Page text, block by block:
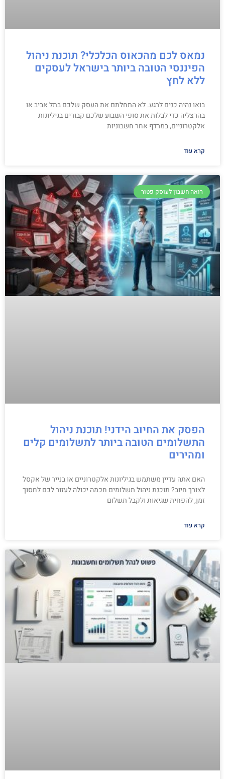
נמאס לכם מהכאוס הכלכלי? תוכנת ניהול
הפיננסי הטובה ביותר בישראל לעסקים
ללא לחץ
בואו נהיה כנים לרגע. לא התחלתם את העסק שלכם בתל אביב או
בהרצליה כדי לבלות את סופי השבוע שלכם קבורים בגיליונות
אלקטרוניים, במרדף אחר חשבוניות
קרא עוד
רואה חשבון לעוסק פטור
הפסק את החיוב הידני! תוכנת ניהול
התשלומים הטובה ביותר לתשלומים קלים
ומהירים
האם אתה עדיין משתמש בגיליונות אלקטרוניים או בנייר של אקסל
לצורך חיוב? תוכנת ניהול תשלומים חכמה יכולה לעזור לכם לחסוך
זמן, להפחית שגיאות ולקבל תשלום
קרא עוד